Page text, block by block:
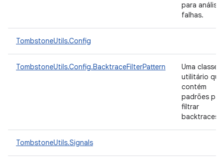
para análise
falhas.
TombstoneUtils.Config
TombstoneUtils.Config.BacktraceFilterPattern
Uma classe
utilitário que
contém
padrões
filtrar
backtraces.
TombstoneUtils.Signals